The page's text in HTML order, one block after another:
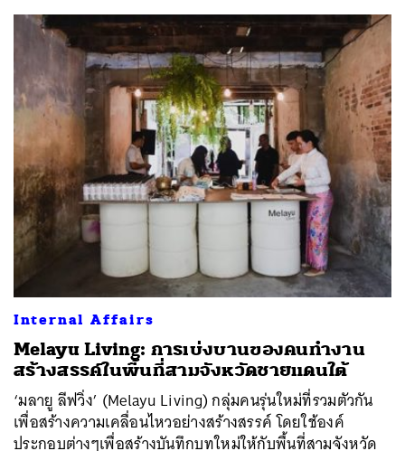
Internal Affairs
Melayu Living: การเบ่งบานของคนทำงาน
สร้างสรรค์ในพื้นที่สามจังหวัดชายแดนใต้
‘มลายู ลีฟวิ่ง’ (Melayu Living) กลุ่มคนรุ่นใหม่ที่รวมตัวกัน
เพื่อสร้างความเคลื่อนไหวอย่างสร้างสรรค์ โดยใช้องค์
ประกอบต่างๆเพื่อสร้างบันทึกบทใหม่ให้กับพื้นที่สามจังหวัด